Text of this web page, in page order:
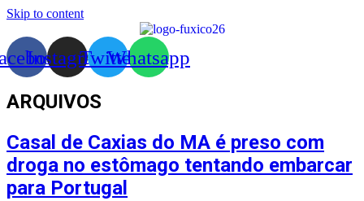
Skip to content
InstagramTwitterWhatsapp
ARQUIVOS
Casal de Caxias do MA é preso com
droga no estômago tentando embarcar
para Portugal